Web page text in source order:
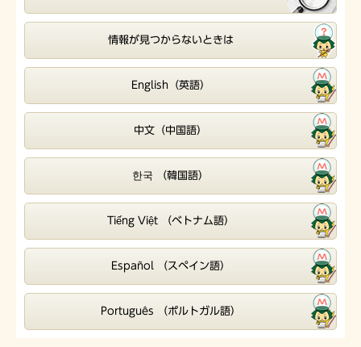
情報が見つからないときは
English（英語）
中文（中国語）
한국 （韓国語）
Tiếng Việt （ベトナム語）
Español （スペイン語）
Português （ポルトガル語）